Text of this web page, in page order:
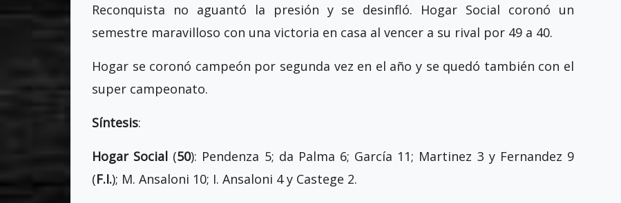
Reconquista no aguantó la presión y se desinfló. Hogar Social coronó un
semestre maravilloso con una victoria en casa al vencer a su rival por 49 a 40.
Hogar se coronó campeón por segunda vez en el año y se quedó también con el
super campeonato.
Síntesis:
Hogar Social (50): Pendenza 5; da Palma 6; García 11; Martinez 3 y Fernandez 9
(F.I.); M. Ansaloni 10; I. Ansaloni 4 y Castege 2.